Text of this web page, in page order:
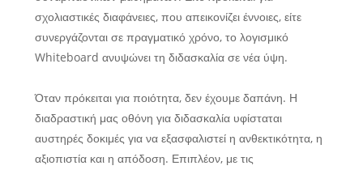
σχολιαστικές διαφάνειες, που απεικονίζει έννοιες, είτε
συνεργάζονται σε πραγματικό χρόνο, το λογισμικό
Whiteboard ανυψώνει τη διδασκαλία σε νέα ύψη.
Όταν πρόκειται για ποιότητα, δεν έχουμε δαπάνη. Η
διαδραστική μας οθόνη για διδασκαλία υφίσταται
αυστηρές δοκιμές για να εξασφαλιστεί η ανθεκτικότητα, η
αξιοπιστία και η απόδοση. Επιπλέον, με τις